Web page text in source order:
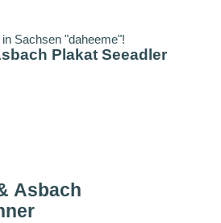
Sachsen "daheeme"!
Plakat Seeadler
Asbach